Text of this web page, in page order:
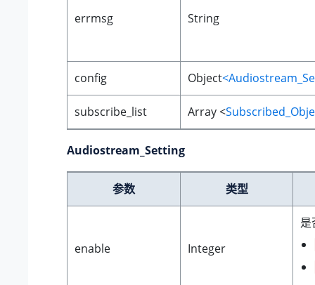
errmsg String
config Object
subscribe_list Array <
Audiostream_Setting
参数 类型
enable Integer
是